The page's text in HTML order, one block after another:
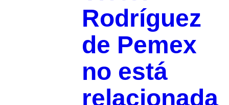
Rodríguez
de Pemex
no está
relacionada